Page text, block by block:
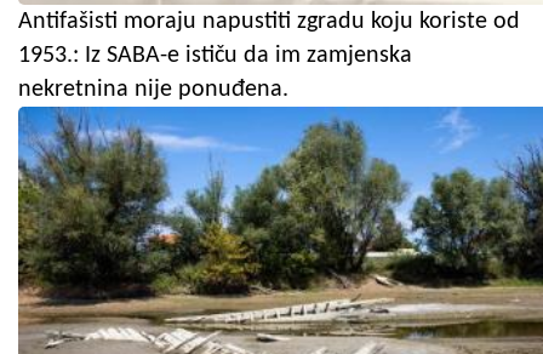
Antifašisti moraju napustiti zgradu koju koriste od
1953.: Iz SABA-e ističu da im zamjenska
nekretnina nije ponuđena.